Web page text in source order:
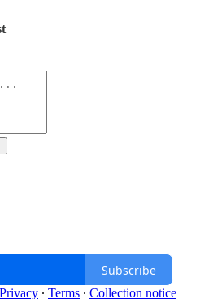
Subscribe
Privacy ∙ Terms ∙ Collection notice